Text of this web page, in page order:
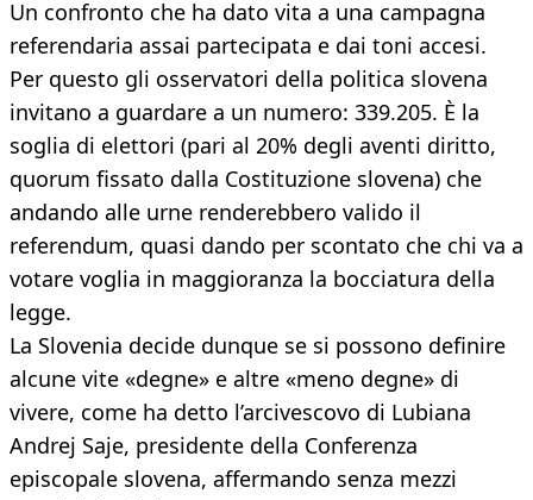
Un confronto che ha dato vita a una campagna
referendaria assai partecipata e dai toni accesi.
Per questo gli osservatori della politica slovena
invitano a guardare a un numero: 339.205. È la
soglia di elettori (pari al 20% degli aventi diritto,
quorum fissato dalla Costituzione slovena) che
andando alle urne renderebbero valido il
referendum, quasi dando per scontato che chi va a
votare voglia in maggioranza la bocciatura della
legge.
La Slovenia decide dunque se si possono definire
alcune vite «degne» e altre «meno degne» di
vivere, come ha detto l’arcivescovo di Lubiana
Andrej Saje, presidente della Conferenza
episcopale slovena, affermando senza mezzi